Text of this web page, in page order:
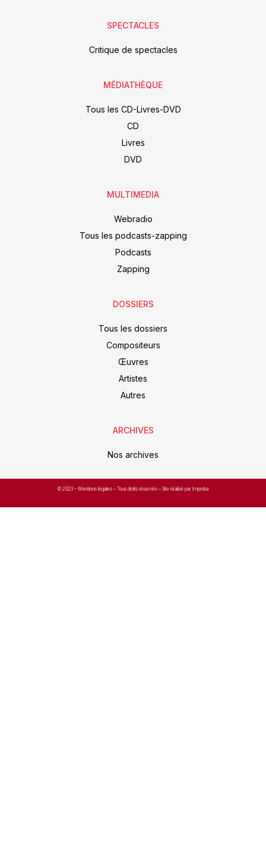
SPECTACLES
Critique de spectacles
MÉDIATHÈQUE
Tous les CD-Livres-DVD
CD
Livres
DVD
MULTIMEDIA
Webradio
Tous les podcasts-zapping
Podcasts
Zapping
DOSSIERS
Tous les dossiers
Compositeurs
Œuvres
Artistes
Autres
ARCHIVES
Nos archives
© 2023 – Mentions légales – Tous droits réservés – Site réalisé par Improba